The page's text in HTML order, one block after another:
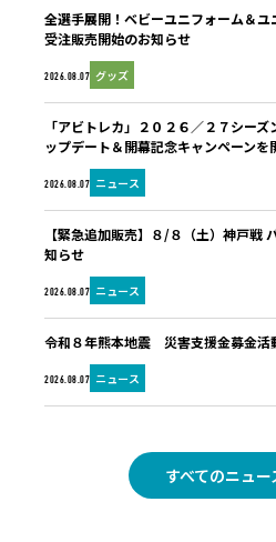
2026.08.07 グッズ
全選手展開！ベビーユニフォーム＆
受注販売開始のお知らせ
2026.08.07 ニュース
「アビトレカ」２０２６／２７シー
ップデート＆開幕記念キャンペーンを
2026.08.07 ニュース
【緊急追加販売】８/８（土）神戸戦
知らせ
2026.08.07 ニュース
令和８年熊本地震 災害支援金募金活
すべてのニュー